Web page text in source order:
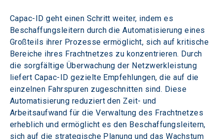
Capac-ID geht einen Schritt weiter, indem es
Beschaffungsleitern durch die Automatisierung eines
Großteils ihrer Prozesse ermöglicht, sich auf kritische
Bereiche ihres Frachtnetzes zu konzentrieren. Durch
die sorgfältige Überwachung der Netzwerkleistung
liefert Capac-ID gezielte Empfehlungen, die auf die
einzelnen Fahrspuren zugeschnitten sind. Diese
Automatisierung reduziert den Zeit- und
Arbeitsaufwand für die Verwaltung des Frachtnetzes
erheblich und ermöglicht es den Beschaffungsleitern,
sich auf die strategische Planung und das Wachstum